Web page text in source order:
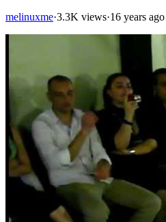
melinuxme·3.3K views·16 years ago